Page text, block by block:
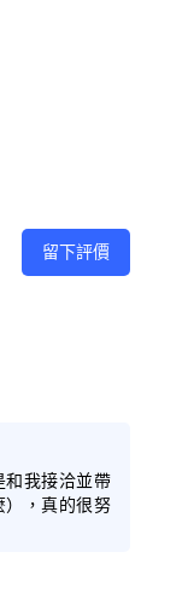
留下評價
和我接洽並帶
），真的很努